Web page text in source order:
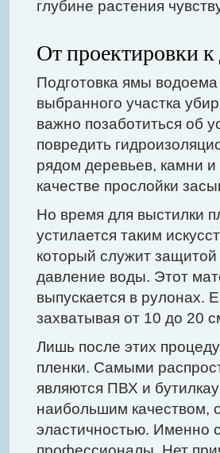
глубине растения
От проектировки к
Подготовка ямы
выбранного участка
важно позаботиться об
повредить
рядом деревьев, камни
качестве прослойки
Но время для выстилки
устилается таким
который служит
давление воды. Этот
выпускается в рулонах.
захватывая от 10 до 20
Лишь после этих
пленки. Самыми
являются ПВХ и
наибольшим качеством,
эластичностью. Именно